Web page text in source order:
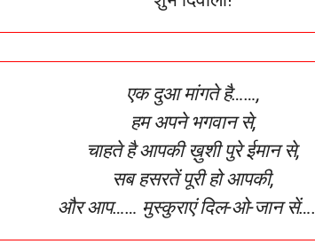
एक दुआ मांगते है……,
हम अपने भगवान से,
चाहते है आपकी ख़ुशी पुरे ईमान से,
सब हसरतें पूरी हो आपकी,
और आप…… मुस्कुराएं दिल-ओ-जान